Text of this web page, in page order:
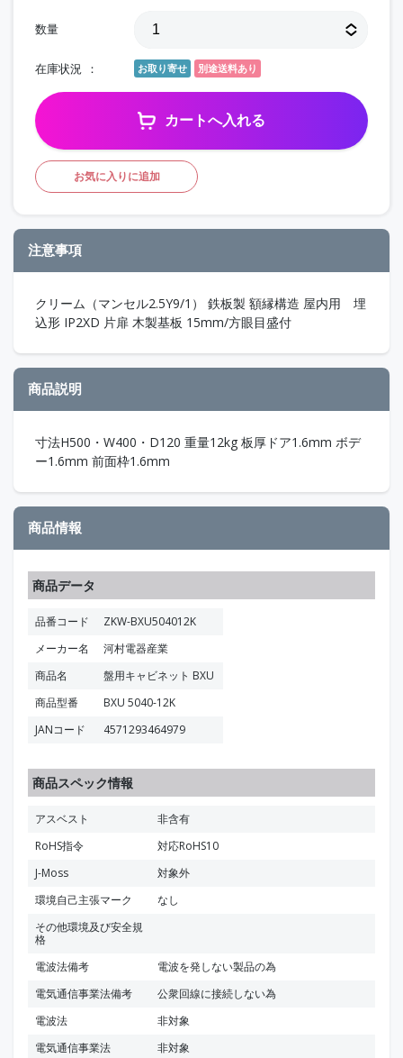
数量
在庫状況 お取り寄せ 別途送料あり
カートへ入れる
お気に入りに追加
注意事項
クリーム（マンセル2.5Y9/1） 鉄板製 額縁構造 屋内用 埋
込形 IP2XD 片扉 木製基板 15mm/方眼目盛付
商品説明
寸法H500・W400・D120 重量12kg 板厚ドア1.6mm ボデ
ー1.6mm 前面枠1.6mm
商品情報
商品データ
品番コード
ZKW-BXU504012K
メーカー名
河村電器産業
商品名
盤用キャビネット BXU
商品型番
BXU 5040-12K
JANコード
4571293464979
商品スペック情報
アスベスト
非含有
RoHS指令
対応RoHS10
J-Moss
対象外
環境自己主張マーク
なし
その他環境及び安全規
格
電波法備考
電波を発しない製品の為
電気通信事業法備考
公衆回線に接続しない為
電波法
非対象
電気通信事業法
非対象